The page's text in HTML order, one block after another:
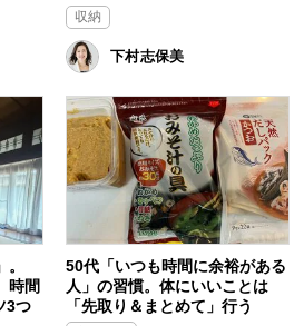
収納
下村志保美
時間
3つ
50代「いつも時間に余裕がある
人」の習慣。体にいいことは
「先取り＆まとめて」行う